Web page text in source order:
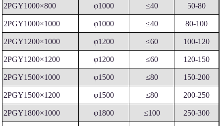
2PGY1000×800 φ1000 ≤40 50-80
2PGY1000×1000 φ1000 ≤40 80-100
2PGY1200×1000 φ1200 ≤60 100-120
2PGY1200×1200 φ1200 ≤60 120-150
2PGY1500×1000 φ1500 ≤80 150-200
2PGY1500×1200 φ1500 ≤80 200-250
2PGY1800×1000 φ1800 ≤100 250-300